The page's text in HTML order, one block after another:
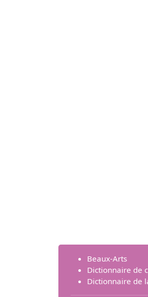
Beaux-Arts
Dictionnaire de
Dictionnaire de